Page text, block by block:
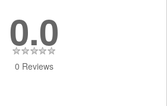
0.0
0 Reviews